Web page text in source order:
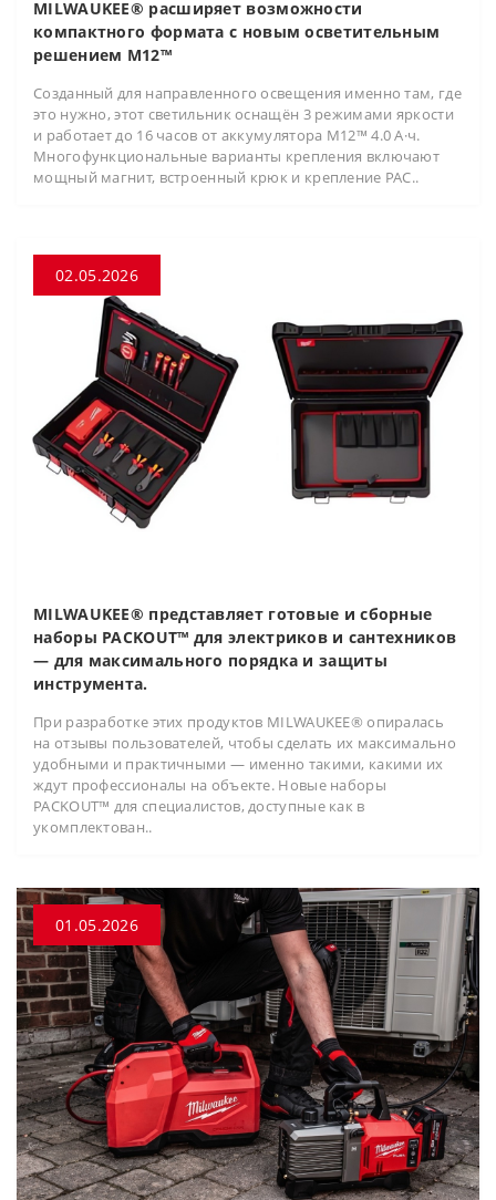
MILWAUKEE® расширяет возможности
компактного формата с новым осветительным
решением M12™
Созданный для направленного освещения именно там, где
это нужно, этот светильник оснащён 3 режимами яркости
и работает до 16 часов от аккумулятора M12™ 4.0 А·ч.
Многофункциональные варианты крепления включают
мощный магнит, встроенный крюк и крепление PAC..
02.05.2026
MILWAUKEE® представляет готовые и сборные
наборы PACKOUT™ для электриков и сантехников
— для максимального порядка и защиты
инструмента.
При разработке этих продуктов MILWAUKEE® опиралась
на отзывы пользователей, чтобы сделать их максимально
удобными и практичными — именно такими, какими их
ждут профессионалы на объекте. Новые наборы
PACKOUT™ для специалистов, доступные как в
укомплектован..
01.05.2026